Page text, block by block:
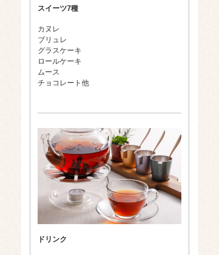
スイーツ7種
カヌレ
ブリュレ
グラスケーキ
ロールケーキ
ムース
チョコレート他
ドリンク